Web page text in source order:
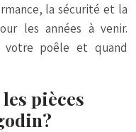
la sécurité et la
les années à venir.
votre poêle et quand
pièces